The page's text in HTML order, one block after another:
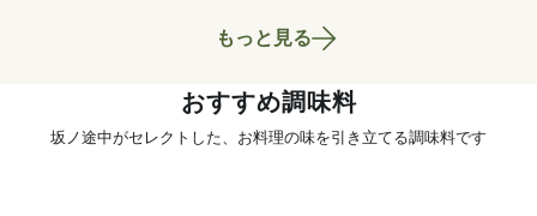
もっと見る
おすすめ調味料
坂ノ途中がセレクトした、お料理の味を引き立てる調味料です